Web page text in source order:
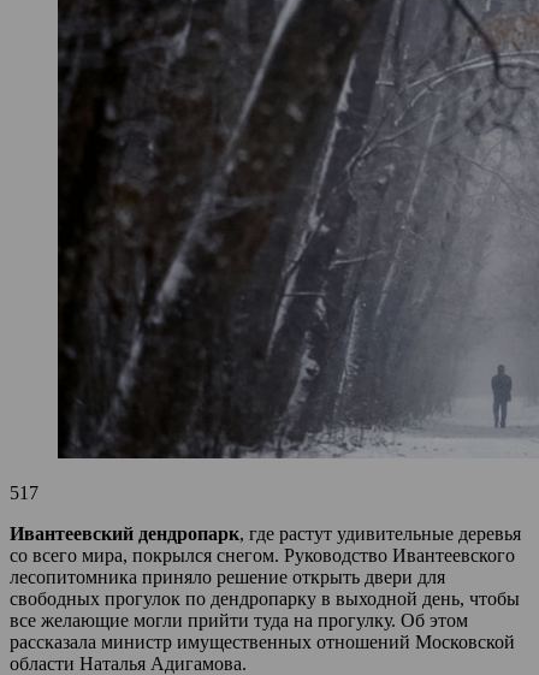
517
Ивантеевский дендропарк, где растут удивительные деревья
со всего мира, покрылся снегом. Руководство Ивантеевского
лесопитомника приняло решение открыть двери для
свободных прогулок по дендропарку в выходной день, чтобы
все желающие могли прийти туда на прогулку. Об этом
рассказала министр имущественных отношений Московской
области Наталья Адигамова.